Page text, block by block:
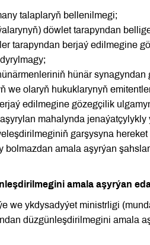
talaplaryň bellenilmegi;
döwlet tarapyndan
tarapyndan berjaý edilmegine
hünär synagyndan
we olaryň hukuklarynyň
edilmegine gözegçilik
mahalynda jenaýatçylykly
garşysyna hereket
amala aşyrýan
amala aşyrýan
we ykdysadyýet ministrligi
düzgünleşdirilmegini amala